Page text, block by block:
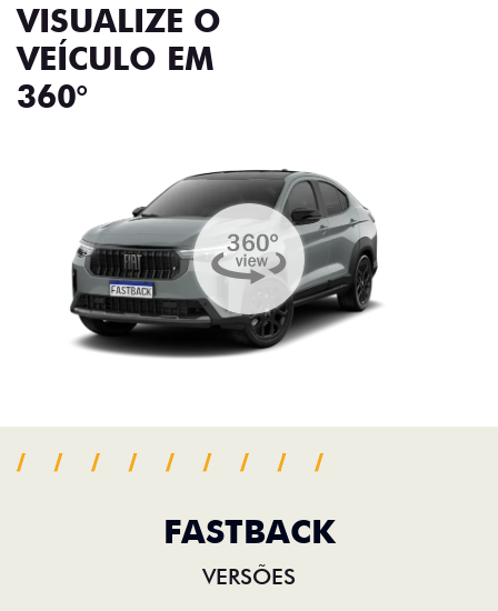
VISUALIZE O
VEÍCULO EM
360°
FASTBACK
VERSÕES